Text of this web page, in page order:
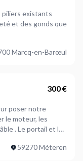
que
Marcq-en-Barœul
300 €
le moteur, les
59270 Méteren